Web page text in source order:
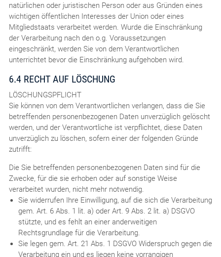
natürlichen oder juristischen Person oder aus Gründen eines
wichtigen öffentlichen Interesses der Union oder eines
Mitgliedstaats verarbeitet werden. Wurde die Einschränkung
der Verarbeitung nach den o.g. Voraussetzungen
eingeschränkt, werden Sie von dem Verantwortlichen
unterrichtet bevor die Einschränkung aufgehoben wird.
6.4 RECHT AUF LÖSCHUNG
LÖSCHUNGSPFLICHT
Sie können von dem Verantwortlichen verlangen, dass die Sie
betreffenden personenbezogenen Daten unverzüglich gelöscht
werden, und der Verantwortliche ist verpflichtet, diese Daten
unverzüglich zu löschen, sofern einer der folgenden Gründe
zutrifft:
Die Sie betreffenden personenbezogenen Daten sind für die
Zwecke, für die sie erhoben oder auf sonstige Weise
verarbeitet wurden, nicht mehr notwendig.
Sie widerrufen Ihre Einwilligung, auf die sich die Verarbeitung
gem. Art. 6 Abs. 1 lit. a) oder Art. 9 Abs. 2 lit. a) DSGVO
stützte, und es fehlt an einer anderweitigen
Rechtsgrundlage für die Verarbeitung.
Sie legen gem. Art. 21 Abs. 1 DSGVO Widerspruch gegen die
Verarbeitung ein und es liegen keine vorrangigen